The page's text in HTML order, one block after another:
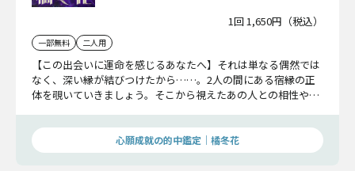
1回 1,650円（税込）
一部無料 二人用
【この出会いに運命を感じるあなたへ】それは単なる偶然では
なく、深い縁が結びつけたから……。2人の間にある宿縁の正
体を覗いていきましょう。そこから視えたあの人との相性や、
心願成就の的中鑑定｜橘冬花